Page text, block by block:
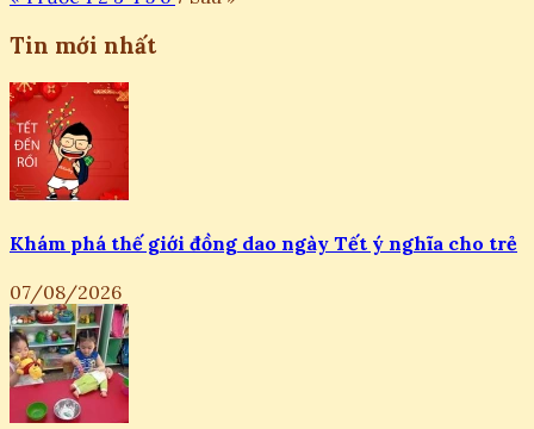
Tin mới nhất
Khám phá thế giới đồng dao ngày Tết ý nghĩa cho trẻ
07/08/2026